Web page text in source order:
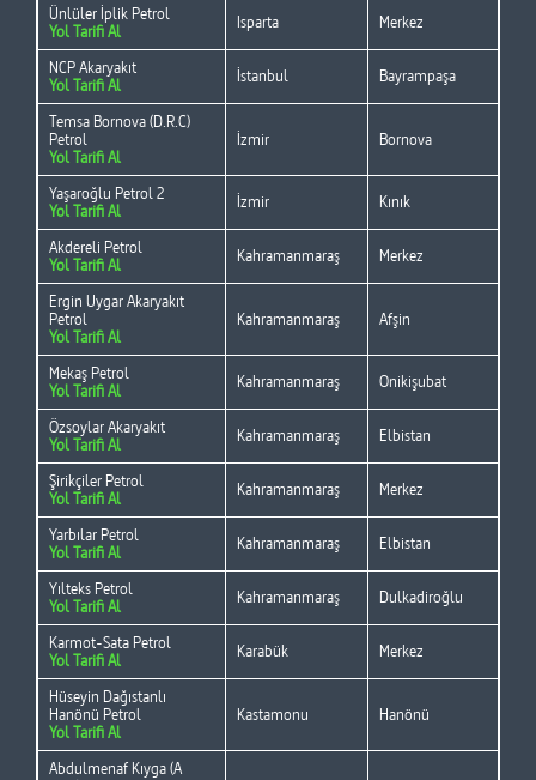
Ünlüler İplik Petrol
Yol Tarifi Al
Isparta Merkez
NCP Akaryakıt
Yol Tarifi Al
İstanbul Bayrampaşa
Temsa Bornova (D.R.C)
Petrol
Yol Tarifi Al
İzmir Bornova
Yaşaroğlu Petrol 2
Yol Tarifi Al
İzmir Kınık
Akdereli Petrol
Yol Tarifi Al
Kahramanmaraş Merkez
Ergin Uygar Akaryakıt
Petrol
Yol Tarifi Al
Kahramanmaraş Afşin
Mekaş Petrol
Yol Tarifi Al
Kahramanmaraş Onikişubat
Özsoylar Akaryakıt
Yol Tarifi Al
Kahramanmaraş Elbistan
Şirikçiler Petrol
Yol Tarifi Al
Kahramanmaraş Merkez
Yarbılar Petrol
Yol Tarifi Al
Kahramanmaraş Elbistan
Yılteks Petrol
Yol Tarifi Al
Kahramanmaraş Dulkadiroğlu
Karmot-Sata Petrol
Yol Tarifi Al
Karabük Merkez
Hüseyin Dağıstanlı
Hanönü Petrol
Yol Tarifi Al
Kastamonu Hanönü
Abdulmenaf Kıyga (A